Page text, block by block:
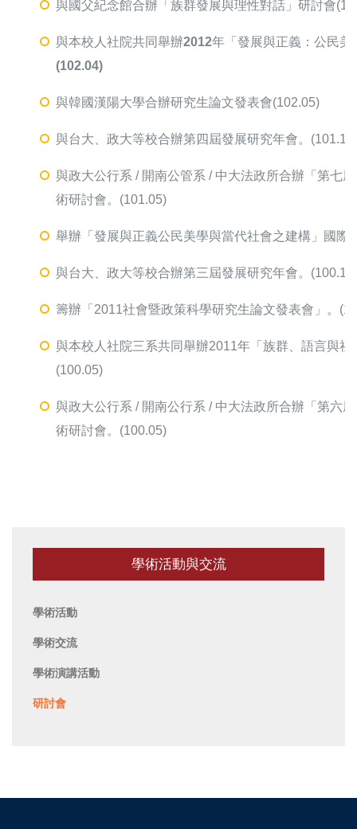
與國父紀念館合辦「族群發展與理性對話」研討會
與本校人社院共同舉辦2012年 「 發展與正義：公民美
(102.04)
與韓國漢陽大學合辦研究生論文發表會(102.05)
與台大、政大等校合辦第四屆發展研究年會。(101.10)
與政大公行系 / 開南公管系 / 中大法政所合辦「第七
術研討會。(101.05)
舉辦「發展與正義公民美學與當代社會之建構」國際
與台大、政大等校合辦第三屆發展研究年會。(100.10)
籌辦「2011社會暨政策科學研究生論文發表會」。
與本校人社院三系共同舉辦2011年「族群、語言與
(100.05)
與政大公行系 / 開南公行系 / 中大法政所合辦「第六
術研討會。(100.05)
學術活動與交流
學術活動
學術交流
學術演講活動
研討會